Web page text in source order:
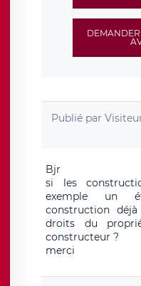
Publié par
Bjr
si les
exemple un
construction
droits du
constructeur ?
merci